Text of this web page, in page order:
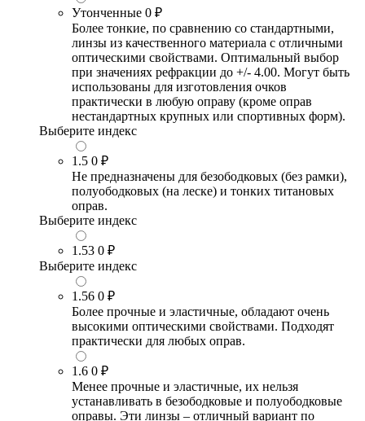
Утонченные 0 ₽
Более тонкие, по сравнению со стандартными,
линзы из качественного материала с отличными
оптическими свойствами. Оптимальный выбор
при значениях рефракции до +/- 4.00. Могут быть
использованы для изготовления очков
практически в любую оправу (кроме оправ
нестандартных крупных или спортивных форм).
Выберите индекс
1.5 0 ₽
Не предназначены для безободковых (без рамки),
полуободковых (на леске) и тонких титановых
оправ.
Выберите индекс
1.53 0 ₽
Выберите индекс
1.56 0 ₽
Более прочные и эластичные, обладают очень
высокими оптическими свойствами. Подходят
практически для любых оправ.
1.6 0 ₽
Менее прочные и эластичные, их нельзя
устанавливать в безободковые и полуободковые
оправы. Эти линзы – отличный вариант по